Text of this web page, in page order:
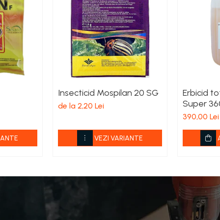
Insecticid Mospilan 20 SG
de la 2,20 Lei
VEZI VARIANTE
Erbicid
Super
390,00 Lei